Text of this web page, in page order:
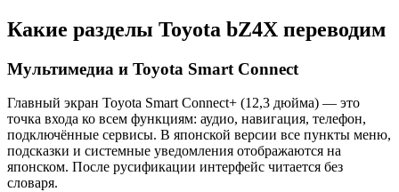
Какие разделы Toyota bZ4X переводим
Мультимедиа и Toyota Smart Connect
Главный экран Toyota Smart Connect+ (12,3 дюйма) — это
точка входа ко всем функциям: аудио, навигация, телефон,
подключённые сервисы. В японской версии все пункты меню,
подсказки и системные уведомления отображаются на
японском. После русификации интерфейс читается без
словаря.